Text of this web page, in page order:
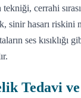
cerrahi
sinir hasarı riskini
ses kısıklığı
Tedavi